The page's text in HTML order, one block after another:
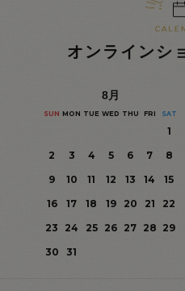
オンラインシ
8月
SUN MON TUE WED THU FRI SAT
1
2
3 4 5 6 7
8
9
10 11 12 13 14
15
16
17 18 19 20 21
22
23
24 25 26 27 28 29
30
31